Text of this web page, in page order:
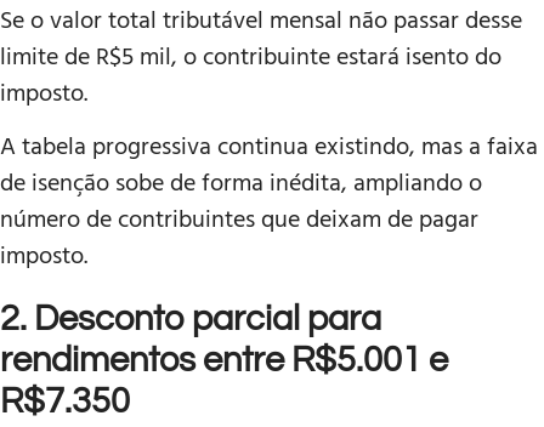
Se o valor total tributável mensal não passar desse
limite de R$5 mil, o contribuinte estará isento do
imposto.
A tabela progressiva continua existindo, mas a faixa
de isenção sobe de forma inédita, ampliando o
número de contribuintes que deixam de pagar
imposto.
2. Desconto parcial para
rendimentos entre R$5.001 e
R$7.350